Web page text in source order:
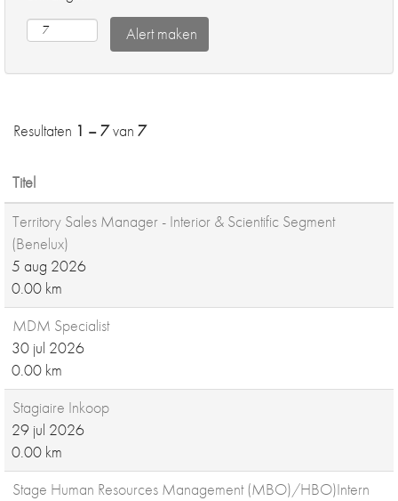
Resultaten 1 – 7van 7
Titel
Territory Sales Manager - Interior & Scientific Segment
(Benelux)
5 aug 2026
0.00 km
MDM Specialist
30 jul 2026
0.00 km
Stagiaire Inkoop
29 jul 2026
0.00 km
Stage Human Resources Management (MBO)/HBO)Intern